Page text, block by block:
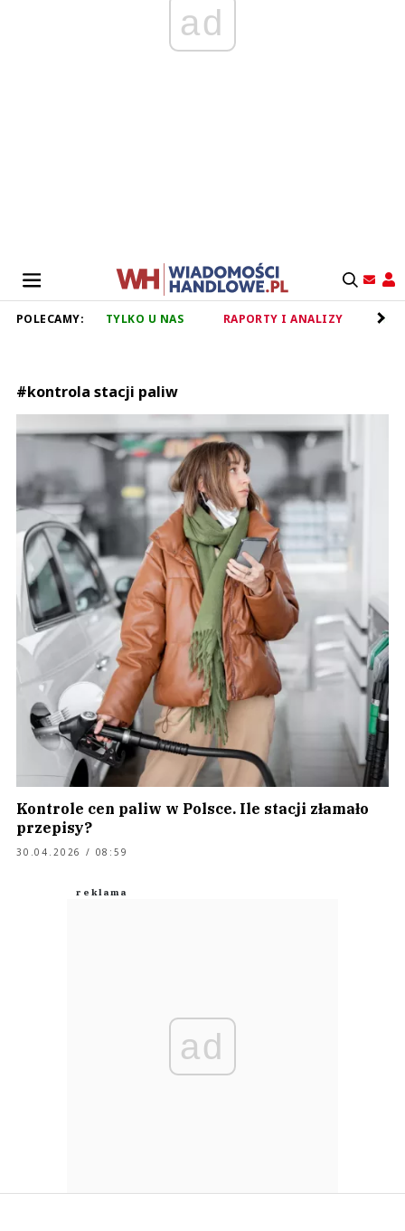
ad
POLECAMY: TYLKO U NAS RAPORTY I ANALIZY
#kontrola stacji paliw
Kontrole cen paliw w Polsce. Ile stacji złamało
przepisy?
30.04.2026 / 08:59
ad